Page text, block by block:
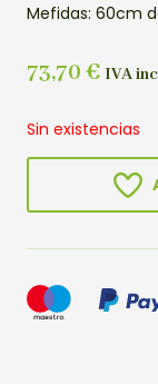
Mefidas: 60cm
73,70 € IVA
Sin existencias